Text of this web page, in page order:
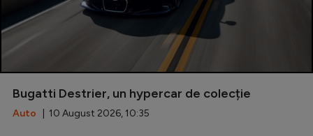
Bugatti Destrier, un hypercar de colecție
Auto | 10 August 2026, 10:35